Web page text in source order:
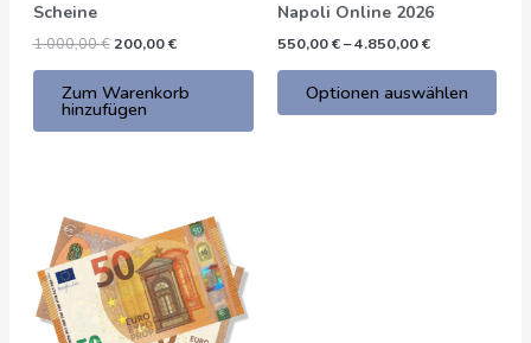
Scheine
1.000,00€ 200,00€
Zum Warenkorb
hinzufügen
Napoli Online 2026
550,00€–4.850,00€
Optionen auswählen
€
bis
2.000,00
€